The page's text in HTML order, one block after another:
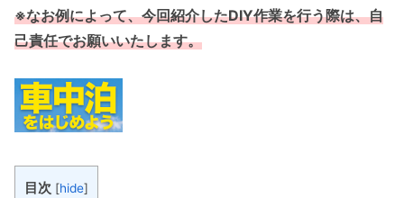
※なお例によって、今回紹介したDIY作業を行う際は、自
己責任でお願いいたします。
目次 [hide]